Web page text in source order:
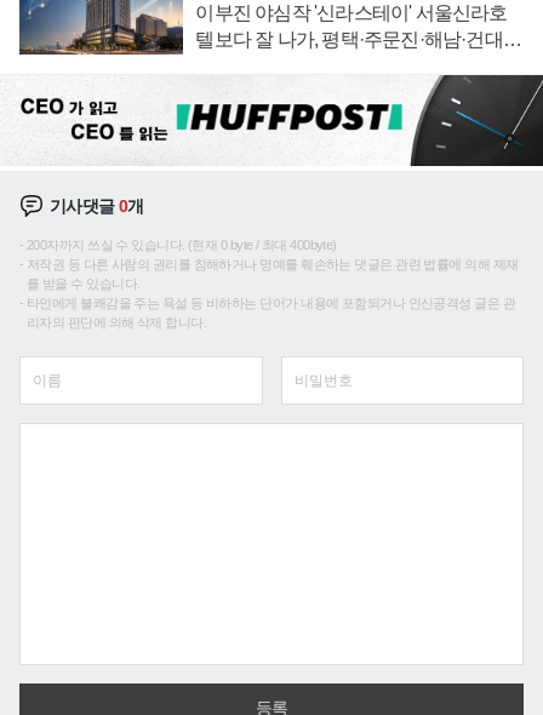
이부진 야심작 '신라스테이' 서울신라호
텔보다 잘 나가, 평택·주문진·해남·건대로
기사댓글0개
200자까지 쓰실 수 있습니다. (현재 0 byte / 최대 400byte)
저작권 등 다른 사람의 권리를 침해하거나 명예를 훼손하는 댓글은 관련 법률에 의해 제재
를 받을 수 있습니다.
타인에게 불쾌감을 주는 욕설 등 비하하는 단어가 내용에 포함되거나 인신공격성 글은 관
리자의 판단에 의해 삭제 합니다.